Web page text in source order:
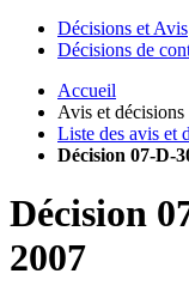
Décisions et Avis
Décisions de
Accueil
Avis et décisions
Liste des avis et
Décision 07-D-
Décision
2007